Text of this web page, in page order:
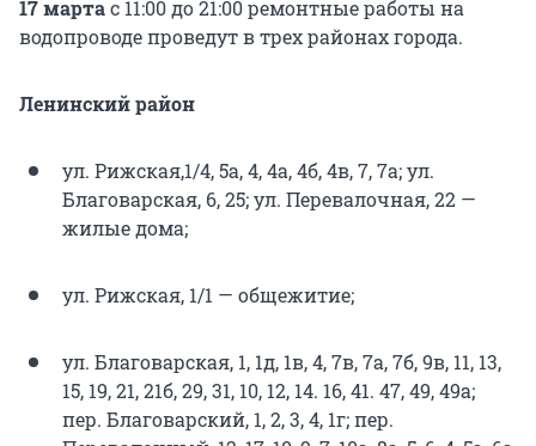
17 мартас 11:00 до 21:00 ремонтные работы на
водопроводе проведут в трех районах города.
Ленинский район
ул. Рижская,1/4, 5а, 4, 4а, 4б, 4в, 7, 7а; ул.
Благоварская, 6, 25; ул. Перевалочная, 22 —
жилые дома;
ул. Рижская, 1/1 — общежитие;
ул. Благоварская, 1, 1д, 1в, 4, 7в, 7а, 7б, 9в, 11, 13,
15, 19, 21, 21б, 29, 31, 10, 12, 14. 16, 41. 47, 49, 49а;
пер. Благоварский, 1, 2, 3, 4, 1г; пер.